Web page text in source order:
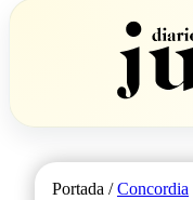
Portada /Concordia